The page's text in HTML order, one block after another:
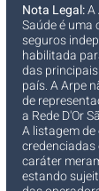
Nota Legal: A
Saúde é
seguros
habilitada
das
país. A Arpe
de
a Rede D'Or
A listagem
caráter
estando